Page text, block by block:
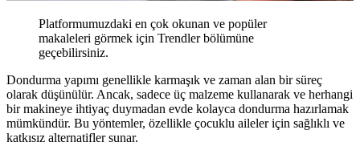
Platformumuzdaki en çok okunan ve popüler
makaleleri görmek için Trendler bölümüne
geçebilirsiniz.
Dondurma yapımı genellikle karmaşık ve zaman alan bir süreç
olarak düşünülür. Ancak, sadece üç malzeme kullanarak ve herhangi
bir makineye ihtiyaç duymadan evde kolayca dondurma hazırlamak
mümkündür. Bu yöntemler, özellikle çocuklu aileler için sağlıklı ve
katkısız alternatifler sunar.